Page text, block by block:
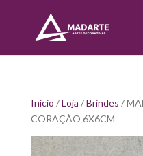
Início /Loja /Brindes /
CORAÇÃO 6X6CM